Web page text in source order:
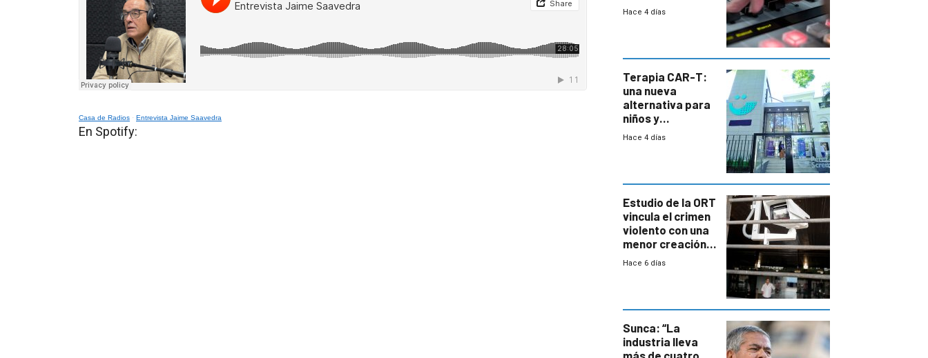
Casa de Radios · Entrevista Jaime Saavedra
En Spotify:
Hace 4 días
Terapia CAR-T:
una nueva
alternativa para
niños y
adolescentes
Hace 4 días
Estudio de la ORT
vincula el crimen
violento con una
menor creación
de empresas
Hace 6 días
Sunca: “La
industria lleva
más de cuatro